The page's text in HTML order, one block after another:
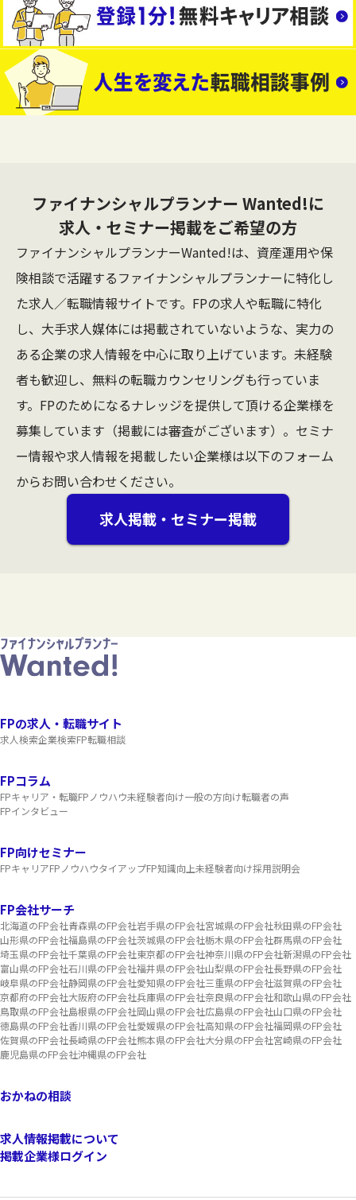
ファイナンシャルプランナー Wanted!に
求人・セミナー掲載をご希望の方
ファイナンシャルプランナーWanted!は、資産運用や保
険相談で活躍するファイナンシャルプランナーに特化し
た求人／転職情報サイトです。FPの求人や転職に特化
し、大手求人媒体には掲載されていないような、実力の
ある企業の求人情報を中心に取り上げています。未経験
者も歓迎し、無料の転職カウンセリングも行っていま
す。FPのためになるナレッジを提供して頂ける企業様を
募集しています（掲載には審査がございます）。セミナ
ー情報や求人情報を掲載したい企業様は以下のフォーム
からお問い合わせください。
求人掲載・セミナー掲載
FPの求人・転職サイト
求人検索企業検索FP転職相談
FPコラム
FPキャリア・転職FPノウハウ未経験者向け一般の方向け転職者の声
FPインタビュー
FP向けセミナー
FPキャリアFPノウハウタイアップFP知識向上未経験者向け採用説明会
FP会社サーチ
北海道のFP会社青森県のFP会社岩手県のFP会社宮城県のFP会社秋田県のFP会社
山形県のFP会社福島県のFP会社茨城県のFP会社栃木県のFP会社群馬県のFP会社
埼玉県のFP会社千葉県のFP会社東京都のFP会社神奈川県のFP会社新潟県のFP会社
富山県のFP会社石川県のFP会社福井県のFP会社山梨県のFP会社長野県のFP会社
岐阜県のFP会社静岡県のFP会社愛知県のFP会社三重県のFP会社滋賀県のFP会社
京都府のFP会社大阪府のFP会社兵庫県のFP会社奈良県のFP会社和歌山県のFP会社
鳥取県のFP会社島根県のFP会社岡山県のFP会社広島県のFP会社山口県のFP会社
徳島県のFP会社香川県のFP会社愛媛県のFP会社高知県のFP会社福岡県のFP会社
佐賀県のFP会社長崎県のFP会社熊本県のFP会社大分県のFP会社宮崎県のFP会社
鹿児島県のFP会社沖縄県のFP会社
おかねの相談
求人情報掲載について
掲載企業様ログイン